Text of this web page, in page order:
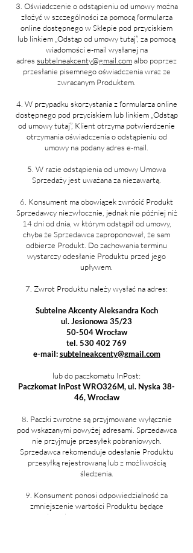
3. Oświadczenie o odstąpieniu od umowy można
złożyć w szczególności za pomocą formularza
online dostępnego w Sklepie pod przyciskiem
lub linkiem „Odstąp od umowy tutaj”, za pomocą
wiadomości e-mail wysłanej na
adres subtelneakcenty@gmail.comalbo poprzez
przesłanie pisemnego oświadczenia wraz ze
zwracanym Produktem.
4. W przypadku skorzystania z formularza online
dostępnego pod przyciskiem lub linkiem „Odstąp
od umowy tutaj”, Klient otrzyma potwierdzenie
otrzymania oświadczenia o odstąpieniu od
umowy na podany adres e-mail.
5. W razie odstąpienia od umowy Umowa
Sprzedaży jest uważana za niezawartą.
6. Konsument ma obowiązek zwrócić Produkt
Sprzedawcy niezwłocznie, jednak nie później niż
14 dni od dnia, w którym odstąpił od umowy,
chyba że Sprzedawca zaproponował, że sam
odbierze Produkt. Do zachowania terminu
wystarczy odesłanie Produktu przed jego
upływem.
7. Zwrot Produktu należy wysłać na adres:
Subtelne Akcenty Aleksandra Koch
ul. Jesionowa 35/23
50-504 Wrocław
tel. 530 402 769
e-mail:subtelneakcenty@gmail.com
lub do paczkomatu InPost:
Paczkomat InPost WRO326M, ul. Nyska 38-
46, Wrocław
8. Paczki zwrotne są przyjmowane wyłącznie
pod wskazanymi powyżej adresami. Sprzedawca
nie przyjmuje przesyłek pobraniowych.
Sprzedawca rekomenduje odesłanie Produktu
przesyłką rejestrowaną lub z możliwością
śledzenia.
9. Konsument ponosi odpowiedzialność za
zmniejszenie wartości Produktu będące
wynikiem korzystania z niego w sposób